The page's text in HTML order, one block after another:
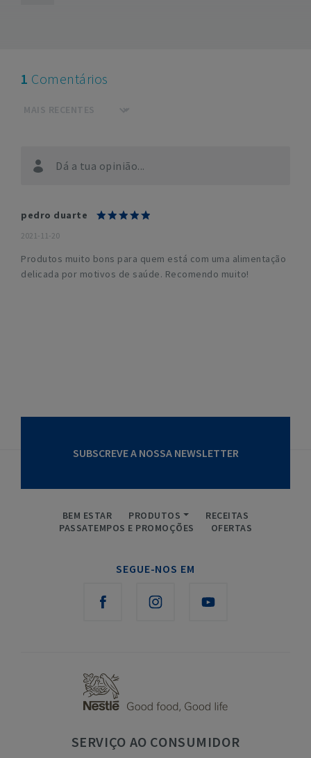
Dá a tua opinião...
1 Comentários
pedro duarte
2021-11-20
Produtos muito bons para quem está com uma alimentação
delicada por motivos de saúde. Recomendo muito!
SUBSCREVE A NOSSA NEWSLETTER
BEM ESTAR PRODUTOS
RECEITAS
PASSATEMPOS E PROMOÇÕES
OFERTAS
SEGUE-NOS EM
SERVIÇO AO CONSUMIDOR